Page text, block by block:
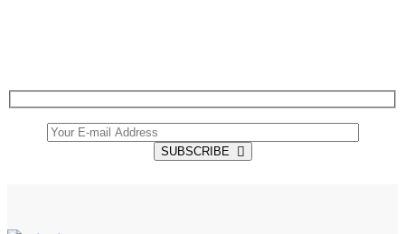
SUBSCRIBE